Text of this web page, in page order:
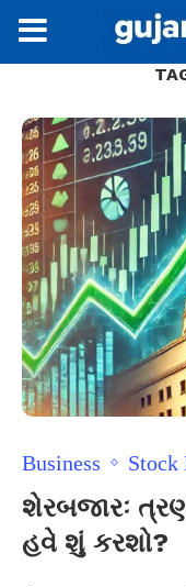
Business Stock
શેરબજારઃ
હવે શું કરશો?